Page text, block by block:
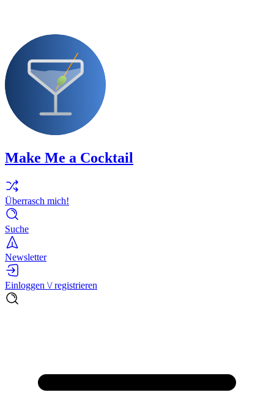
Make Me a Cocktail
Überrasch mich!
Suche
Newsletter
Einloggen \/ registrieren